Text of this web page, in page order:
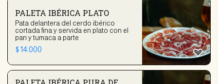
PALETA IBÉRICA PLATO
Pata delantera del cerdo ibérico
cortada fina y servida en plato con el
pan y tumaca a parte
$14.000